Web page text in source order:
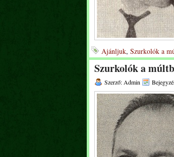
Ajánljuk, Szurkolók a
Szurkolók a
Szerző: Admin